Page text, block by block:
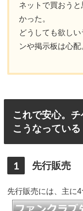
ネットで買おう
かった。
どうしても欲し
ンや掲示板は心配
これで安心。
こうなっている
先行販売
先行販売には、主に4